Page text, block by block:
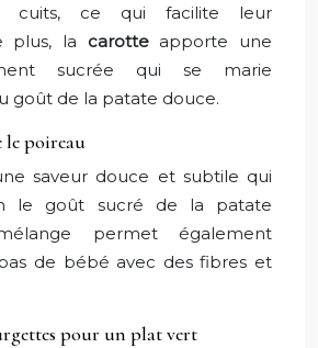
cuits, ce qui facilite leur
plus, la carotteapporte une
sucrée qui se marie
goût de la patate douce.
le poireau
saveur douce et subtile qui
le goût sucré de la patate
permet également
de bébé avec des fibres et
pour un plat vert